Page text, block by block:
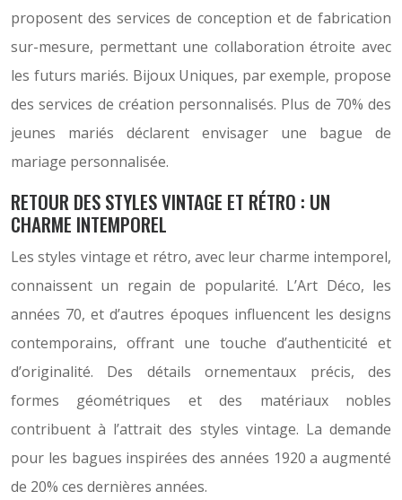
proposent des services de conception et de fabrication
sur-mesure, permettant une collaboration étroite avec
les futurs mariés. Bijoux Uniques, par exemple, propose
des services de création personnalisés. Plus de 70% des
jeunes mariés déclarent envisager une bague de
mariage personnalisée.
RETOUR DES STYLES VINTAGE ET RÉTRO : UN
CHARME INTEMPOREL
Les styles vintage et rétro, avec leur charme intemporel,
connaissent un regain de popularité. L’Art Déco, les
années 70, et d’autres époques influencent les designs
contemporains, offrant une touche d’authenticité et
d’originalité. Des détails ornementaux précis, des
formes géométriques et des matériaux nobles
contribuent à l’attrait des styles vintage. La demande
pour les bagues inspirées des années 1920 a augmenté
de 20% ces dernières années.